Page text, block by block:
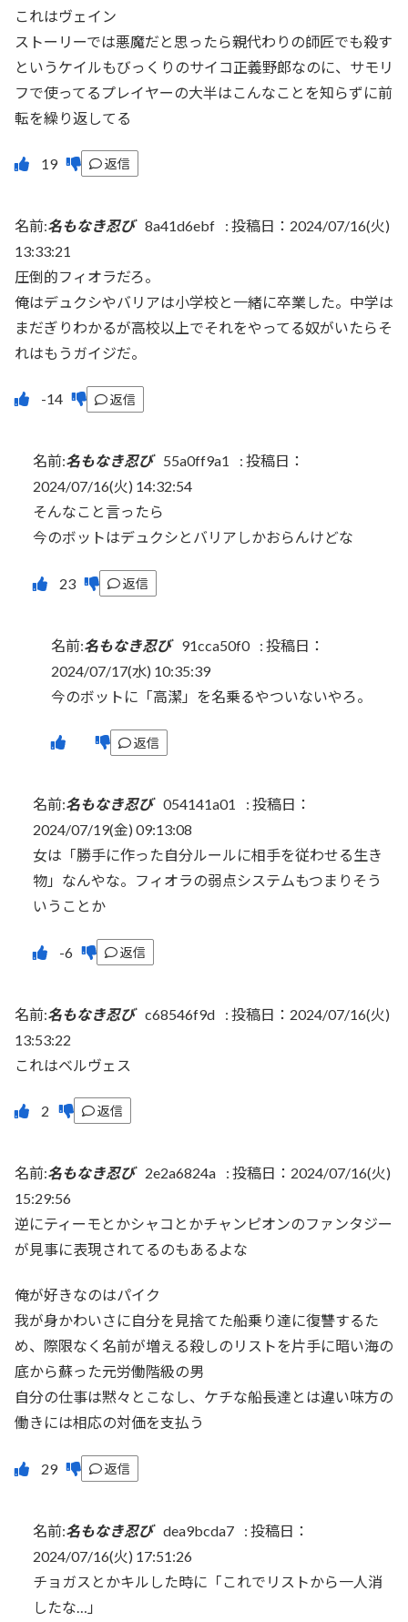
これはヴェイン
ストーリーでは悪魔だと思ったら親代わりの師匠でも殺す
というケイルもびっくりのサイコ正義野郎なのに、サモリ
フで使ってるプレイヤーの大半はこんなことを知らずに前
転を繰り返してる
返信
名前:名もなき忍び 8a41d6ebf : 投稿日：2024/07/16(火)
13:33:21
圧倒的フィオラだろ。
俺はデュクシやバリアは小学校と一緒に卒業した。中学は
まだぎりわかるが高校以上でそれをやってる奴がいたらそ
れはもうガイジだ。
返信
名前:名もなき忍び 55a0ff9a1 : 投稿日：
2024/07/16(火) 14:32:54
そんなこと言ったら
今のボットはデュクシとバリアしかおらんけどな
返信
名前:名もなき忍び 91cca50f0 : 投稿日：
2024/07/17(水) 10:35:39
今のボットに「高潔」を名乗るやついないやろ。
返信
名前:名もなき忍び 054141a01 : 投稿日：
2024/07/19(金) 09:13:08
女は「勝手に作った自分ルールに相手を従わせる生き
物」なんやな。フィオラの弱点システムもつまりそう
いうことか
返信
名前:名もなき忍び c68546f9d : 投稿日：2024/07/16(火)
13:53:22
これはベルヴェス
返信
名前:名もなき忍び 2e2a6824a : 投稿日：2024/07/16(火)
15:29:56
逆にティーモとかシャコとかチャンピオンのファンタジー
が見事に表現されてるのもあるよな
俺が好きなのはパイク
我が身かわいさに自分を見捨てた船乗り達に復讐するた
め、際限なく名前が増える殺しのリストを片手に暗い海の
底から蘇った元労働階級の男
自分の仕事は黙々とこなし、ケチな船長達とは違い味方の
働きには相応の対価を支払う
返信
名前:名もなき忍び dea9bcda7 : 投稿日：
2024/07/16(火) 17:51:26
チョガスとかキルした時に「これでリストから一人消
したな…」